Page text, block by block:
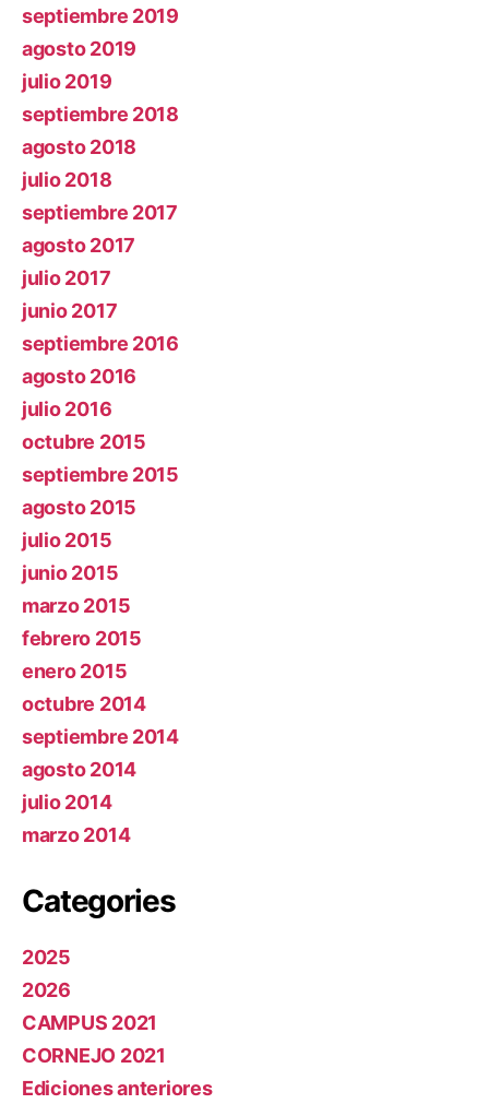
septiembre 2019
agosto 2019
julio 2019
septiembre 2018
agosto 2018
julio 2018
septiembre 2017
agosto 2017
julio 2017
junio 2017
septiembre 2016
agosto 2016
julio 2016
octubre 2015
septiembre 2015
agosto 2015
julio 2015
junio 2015
marzo 2015
febrero 2015
enero 2015
octubre 2014
septiembre 2014
agosto 2014
julio 2014
marzo 2014
Categories
2025
2026
CAMPUS 2021
CORNEJO 2021
Ediciones anteriores